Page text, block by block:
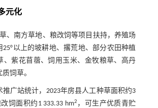
元化
、南方草地、粮改饲等项目扶持，养殖场
25°以上的坡耕地、撂荒地、部分农田种植
、紫花苜蓿、饲用玉米、金牧粮草、高丹
饲草。
推广站统计，2023年房县人工种草面积约3
改饲面积约1 333.33 hm2 ，可生产优质青贮